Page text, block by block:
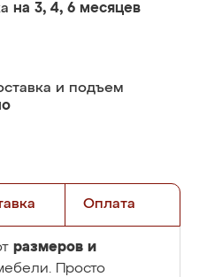
на 3, 4, 6 месяцев
и подъем
Оплата
размеров и
Просто